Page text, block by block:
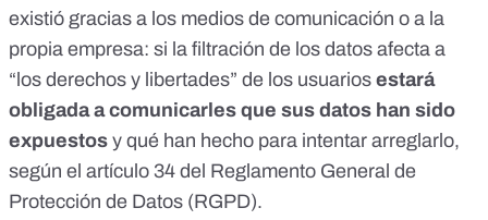
existió gracias a los medios de comunicación o a la
propia empresa: si la filtración de los datos afecta a
“los derechos y libertades” de los usuarios estará
obligada a comunicarles que sus datos han sido
expuestos y qué han hecho para intentar arreglarlo,
según el artículo 34 del Reglamento General de
Protección de Datos (RGPD).